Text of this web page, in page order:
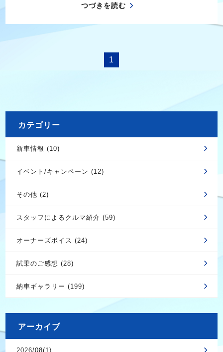
つづきを読む
1
カテゴリー
新車情報 (10)
イベント/キャンペーン (12)
その他 (2)
スタッフによるクルマ紹介 (59)
オーナーズボイス (24)
試乗のご感想 (28)
納車ギャラリー (199)
アーカイブ
2026/08(1)